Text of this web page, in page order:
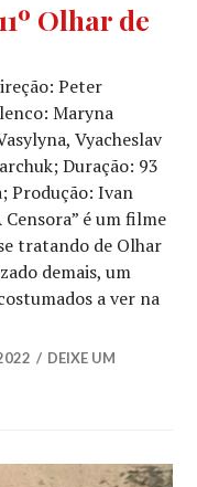
Olhar de
Peter
Maryna
Vyacheslav
Duração: 93
Produção: Ivan
é um filme
tratando de Olhar
demais, um
a ver na
– 11º Olhar de
DEIXE UM